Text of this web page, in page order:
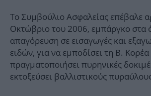
Το Συμβούλιο Ασφαλείας επέβαλε
Οκτώβριο του 2006, εμπάργκο στα
απαγόρευση σε εισαγωγές και
ειδών, για να εμποδίσει τη Β.
πραγματοποιήσει πυρηνικές
εκτοξεύσει βαλλιστικούς